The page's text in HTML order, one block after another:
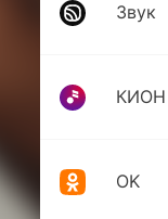
Звук
КИОН
OK